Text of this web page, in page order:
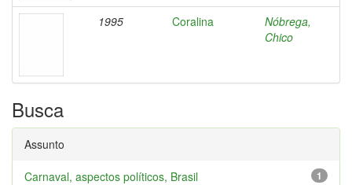
1995 Coralina
Nóbrega,
Chico
Busca
Assunto
1
Carnaval, aspectos políticos, Brasil